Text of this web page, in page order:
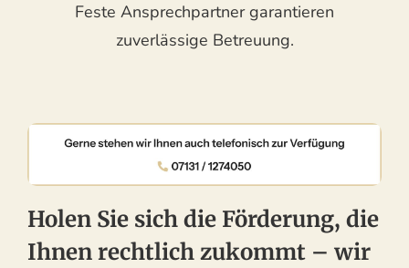
Feste Ansprechpartner garantieren
zuverlässige Betreuung.
Holen Sie sich die Förderung, die
Ihnen rechtlich zukommt – wir